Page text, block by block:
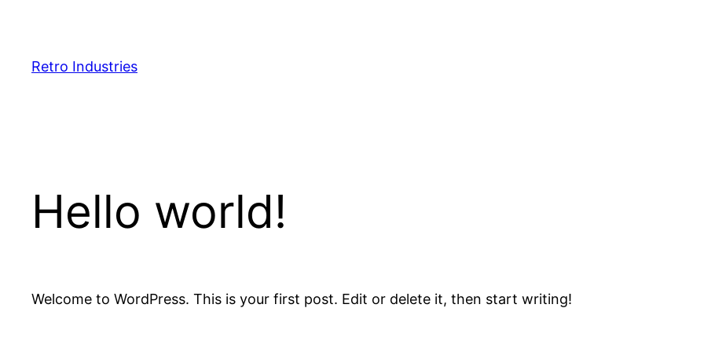
springen
Retro Industries
Hello world!
Welcome to WordPress. This is your first post. Edit or delete it, then start writing!